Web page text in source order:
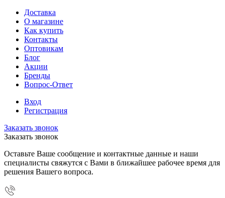
Доставка
О магазине
Как купить
Контакты
Оптовикам
Блог
Акции
Бренды
Вопрос-Ответ
Вход
Регистрация
Заказать звонок
Заказать звонок
Оставьте Ваше сообщение и контактные данные и наши
специалисты свяжутся с Вами в ближайшее рабочее время для
решения Вашего вопроса.